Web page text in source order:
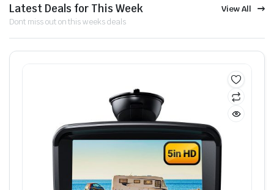
Latest Deals for This Week
Dont miss out on this weeks deals
View All